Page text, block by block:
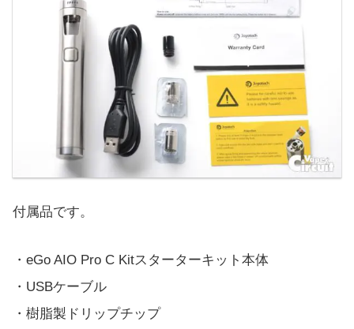
付属品です。
・eGo AIO Pro C Kitスターターキット本体
・USBケーブル
・樹脂製ドリップチップ